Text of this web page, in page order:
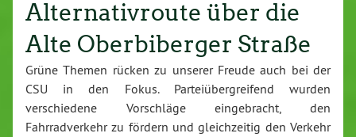
Alternativroute über die
Alte Oberbiberger Straße
Grüne Themen rücken zu unserer Freude auch bei der
CSU in den Fokus. Parteiübergreifend wurden
verschiedene Vorschläge eingebracht, den
Fahrradverkehr zu fördern und gleichzeitig den Verkehr